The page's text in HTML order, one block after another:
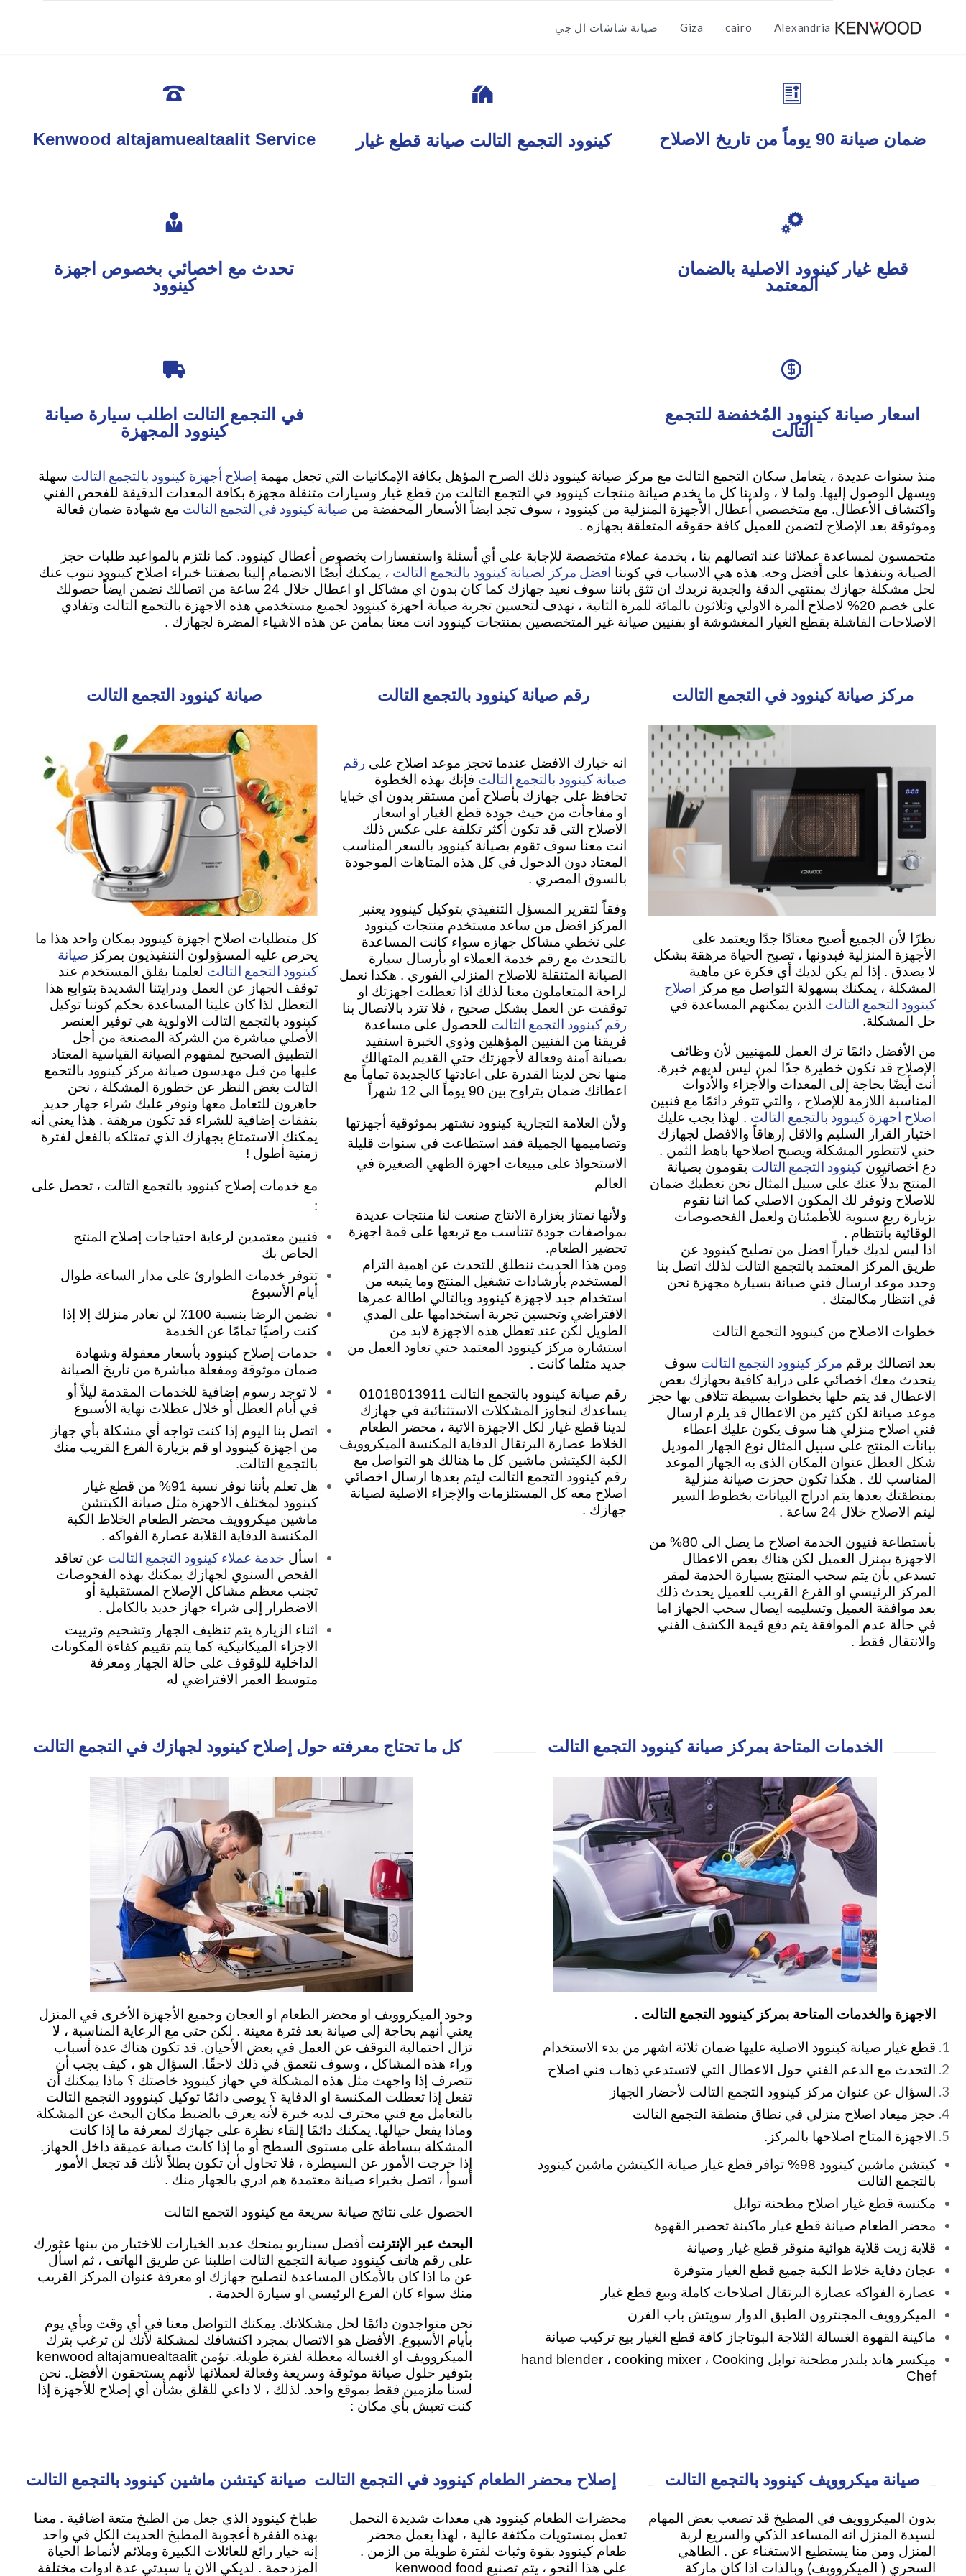
to
Alexandria
cairo
Giza صيانة شاشات ال جي

Kenwood altajamuealtaalit Service

تحدث مع اخصائي بخصوص اجهزة
كينوود

في التجمع التالت اطلب سيارة صيانة
كينوود المجهزة

كينوود التجمع التالت صيانة قطع غيار

ضمان صيانة 90 يوماً من تاريخ الاصلاح

قطع غيار كينوود الاصلية بالضمان
المعتمد

اسعار صيانة كينوود المٌخفضة للتجمع
التالت
منذ سنوات عديدة ، يتعامل سكان التجمع التالت مع مركز صيانة كينوود ذلك الصرح المؤهل بكافة الإمكانيات التي تجعل مهمة إصلاح أجهزة كينوود بالتجمع التالت سهلة
ويسهل الوصول إليها. ولما لا ، ولدينا كل ما يخدم صيانة منتجات كينوود في التجمع التالت من قطع غيار وسيارات متنقلة مجهزة بكافة المعدات الدقيقة للفحص الفني
واكتشاف الأعطال. مع متخصصي أعطال الأجهزة المنزلية من كينوود ، سوف تجد ايضاً الأسعار المخفضة من صيانة كينوود في التجمع التالت مع شهادة ضمان فعالة
وموثوقة بعد الإصلاح لتضمن للعميل كافة حقوقه المتعلقة بجهازه .
متحمسون لمساعدة عملائنا عند اتصالهم بنا ، بخدمة عملاء متخصصة للإجابة على أي أسئلة واستفسارات بخصوص أعطال كينوود. كما نلتزم بالمواعيد طلبات حجز
الصيانة وننفذها على أفضل وجه. هذه هي الاسباب في كوننا افضل مركز لصيانة كينوود بالتجمع التالت ، يمكنك أيضًا الانضمام إلينا بصفتنا خبراء اصلاح كينوود ننوب عنك
لحل مشكلة جهازك بمنتهي الدقة والجدية نريدك ان تثق باننا سوف نعيد جهازك كما كان بدون اي مشاكل او اعطال خلال 24 ساعة من اتصالك نضمن ايضاً حصولك
على خصم 20% لاصلاح المرة الاولي وثلاثون بالمائة للمرة الثانية ، نهدف لتحسين تجربة صيانة اجهزة كينوود لجميع مستخدمي هذه الاجهزة بالتجمع التالت وتفادي
الاصلاحات الفاشلة بقطع الغيار المغشوشة او بفنيين صيانة غير المتخصصين بمنتجات كينوود انت معنا بمأمن عن هذه الاشياء المضرة لجهازك .
صيانة كينوود التجمع التالت
كل متطلبات اصلاح اجهزة كينوود بمكان واحد هذا ما
يحرص عليه المسؤولون التنفيذيون بمركز صيانة
كينوود التجمع التالت لعلمنا بقلق المستخدم عند
توقف الجهاز عن العمل ودرايتنا الشديدة بتوابع هذا
التعطل لذا كان علينا المساعدة بحكم كوننا توكيل
كينوود بالتجمع التالت الاولوية هي توفير العنصر
الأصلي مباشرة من الشركة المصنعة من أجل
التطبيق الصحيح لمفهوم الصيانة القياسية المعتاد
عليها من قبل مهدسون صيانة مركز كينوود بالتجمع
التالت بغض النظر عن خطورة المشكلة ، نحن
جاهزون للتعامل معها ونوفر عليك شراء جهاز جديد
بنفقات إضافية للشراء قد تكون مرهقة . هذا يعني أنه
يمكنك الاستمتاع بجهازك الذي تمتلكه بالفعل لفترة
زمنية أطول !
مع خدمات إصلاح كينوود بالتجمع التالت ، تحصل على
:
فنيين معتمدين لرعاية احتياجات إصلاح المنتج
الخاص بك
تتوفر خدمات الطوارئ على مدار الساعة طوال
أيام الأسبوع
نضمن الرضا بنسبة 100٪ لن نغادر منزلك إلا إذا
كنت راضيًا تمامًا عن الخدمة
خدمات إصلاح كينوود بأسعار معقولة وشهادة
ضمان موثوقة ومفعلة مباشرة من تاريخ الصيانة
لا توجد رسوم إضافية للخدمات المقدمة ليلاً أو
في أيام العطل أو خلال عطلات نهاية الأسبوع
اتصل بنا اليوم إذا كنت تواجه أي مشكلة بأي جهاز
من اجهزة كينوود او قم بزيارة الفرع القريب منك
بالتجمع التالت.
هل تعلم بأننا نوفر نسبة 91% من قطع غيار
كينوود لمختلف الاجهزة مثل صيانة الكيتشن
ماشين ميكروويف محضر الطعام الخلاط الكبة
المكنسة الدفاية القلاية عصارة الفواكه .
اسأل خدمة عملاء كينوود التجمع التالت عن تعاقد
الفحص السنوي لجهازك يمكنك بهذه الفحوصات
تجنب معظم مشاكل الإصلاح المستقبلية أو
الاضطرار إلى شراء جهاز جديد بالكامل .
اثناء الزيارة يتم تنظيف الجهاز وتشحيم وتزييت
الاجزاء الميكانيكية كما يتم تقييم كفاءة المكونات
الداخلية للوقوف على حالة الجهاز ومعرفة
متوسط العمر الافتراضي له
رقم صيانة كينوود بالتجمع التالت
انه خيارك الافضل عندما تحجز موعد اصلاح على رقم
صيانة كينوود بالتجمع التالت فإنك بهذه الخطوة
تحافظ على جهازك بأصلاح اَمن مستقر بدون اي خبايا
او مفاجأت من حيث جودة قطع الغيار او اسعار
الاصلاح التى قد تكون أكثر تكلفة على عكس ذلك
انت معنا سوف تقوم بصيانة كينوود بالسعر المناسب
المعتاد دون الدخول في كل هذه المتاهات الموجودة
بالسوق المصري .
وفقاً لتقرير المسؤل التنفيذي بتوكيل كينوود يعتبر
المركز افضل من ساعد مستخدم منتجات كينوود
على تخطي مشاكل جهازه سواء كانت المساعدة
بالتحدث مع رقم خدمة العملاء او بأرسال سيارة
الصيانة المتنقلة للاصلاح المنزلي الفوري . هكذا نعمل
لراحة المتعاملون معنا لذلك اذا تعطلت اجهزتك او
توقفت عن العمل بشكل صحيح ، فلا تترد بالاتصال بنا
رقم كينوود التجمع التالت للحصول على مساعدة
فريقنا من الفنيين المؤهلين وذوي الخبرة استفيد
بصيانة اَمنة وفعالة لأجهزتك حتي القديم المتهالك
منها نحن لدينا القدرة على اعادتها كالجديدة تماماً مع
اعطائك ضمان يتراوح بين 90 يوماً الى 12 شهراً
ولأن العلامة التجارية كينوود تشتهر بموثوقية أجهزتها
وتصاميمها الجميلة فقد استطاعت في سنوات قليلة
الاستحواذ على مبيعات اجهزة الطهي الصغيرة في
العالم
ولأنها تمتاز بغزارة الانتاج صنعت لنا منتجات عديدة
بمواصفات جودة تتناسب مع تربعها على قمة اجهزة
تحضير الطعام.
ومن هذا الحديث ننطلق للتحدث عن اهمية التزام
المستخدم بأرشادات تشغيل المنتج وما يتبعه من
استخدام جيد لاجهزة كينوود وبالتالي اطالة عمرها
الافتراضي وتحسين تجربة استخدامها على المدي
الطويل لكن عند تعطل هذه الاجهزة لابد من
استشارة مركز كينوود المعتمد حتي تعاود العمل من
جديد مثلما كانت .
رقم صيانة كينوود بالتجمع التالت 01018013911
يساعدك لتجاوز المشكلات الاستثنائية في جهازك
لدينا قطع غيار لكل الاجهزة الاتية ، محضر الطعام
الخلاط عصارة البرتقال الدفاية المكنسة الميكروويف
الكبة الكيتشن ماشين كل ما هنالك هو التواصل مع
رقم كينوود التجمع التالت ليتم بعدها ارسال اخصائي
اصلاح معه كل المستلزمات والإجزاء الاصلية لصيانة
جهازك .
مركز صيانة كينوود في التجمع التالت
نظرًا لأن الجميع أصبح معتادًا جدًا ويعتمد على
الأجهزة المنزلية فبدونها ، تصبح الحياة مرهقة بشكل
لا يصدق . إذا لم يكن لديك أي فكرة عن ماهية
المشكلة ، يمكنك بسهولة التواصل مع مركز اصلاح
كينوود التجمع التالت الذين يمكنهم المساعدة في
حل المشكلة.
من الأفضل دائمًا ترك العمل للمهنيين لأن وظائف
الإصلاح قد تكون خطيرة جدًا لمن ليس لديهم خبرة.
أنت أيضًا بحاجة إلى المعدات والأجزاء والأدوات
المناسبة اللازمة للإصلاح ، والتي تتوفر دائمًا مع فنيين
اصلاح اجهزة كينوود بالتجمع التالت . لهذا يجب عليك
اختيار القرار السليم والاقل إرهاقاً والافضل لجهازك
حتي لاتتطور المشكلة ويصبح اصلاحها باهظ الثمن .
دع اخصائيون كينوود التجمع التالت يقومون بصيانة
المنتج بدلاً عنك على سبيل المثال نحن نعطيك ضمان
للاصلاح ونوفر لك المكون الاصلي كما اننا نقوم
بزيارة ربع سنوية للأطمئنان ولعمل الفحصوصات
الوقائية بأنتظام .
اذا ليس لديك خياراً افضل من تصليح كينوود عن
طريق المركز المعتمد بالتجمع التالت لذلك اتصل بنا
وحدد موعد ارسال فني صيانة بسيارة مجهزة نحن
في انتظار مكالمتك .
خطوات الاصلاح من كينوود التجمع التالت
بعد اتصالك برقم مركز كينوود التجمع التالت سوف
يتحدث معك اخصائي على دراية كافية بجهازك بعض
الاعطال قد يتم حلها بخطوات بسيطة تتلافى بها حجز
موعد صيانة لكن كثير من الاعطال قد يلزم ارسال
فني اصلاح منزلي هنا سوف يكون عليك اعطاء
بيانات المنتج على سبيل المثال نوع الجهاز الموديل
شكل العطل عنوان المكان الذى به الجهاز الموعد
المناسب لك . هكذا تكون حجزت صيانة منزلية
بمنطقتك بعدها يتم ادراج البيانات بخطوط السير
ليتم الاصلاح خلال 24 ساعة .
بأستطاعة فنيون الخدمة اصلاح ما يصل الى 80% من
الاجهزة بمنزل العميل لكن هناك بعض الاعطال
تسدعي بأن يتم سحب المنتج بسيارة الخدمة لمقر
المركز الرئيسي او الفرع القريب للعميل يحدث ذلك
بعد موافقة العميل وتسليمه ايصال سحب الجهاز اما
في حالة عدم الموافقة يتم دفع قيمة الكشف الفني
والانتقال فقط .
كل ما تحتاج معرفته حول إصلاح كينوود لجهازك في التجمع التالت
وجود الميكروويف او محضر الطعام او العجان وجميع الأجهزة الأخرى في المنزل
يعني أنهم بحاجة إلى صيانة بعد فترة معينة . لكن حتى مع الرعاية المناسبة ، لا
تزال احتمالية التوقف عن العمل في بعض الأحيان. قد تكون هناك عدة أسباب
وراء هذه المشاكل ، وسوف نتعمق في ذلك لاحقًا. السؤال هو ، كيف يجب أن
تتصرف إذا واجهت مثل هذه المشكلة في جهاز كينوود خاصتك ؟ ماذا يمكنك أن
تفعل إذا تعطلت المكنسة او الدفاية ؟ يوصى دائمًا توكيل كينووود التجمع التالت
بالتعامل مع فني محترف لديه خبرة لأنه يعرف بالضبط مكان البحث عن المشكلة
وماذا يفعل حيالها. يمكنك دائمًا إلقاء نظرة على جهازك لمعرفة ما إذا كانت
المشكلة ببساطة على مستوى السطح أو ما إذا كانت صيانة عميقة داخل الجهاز.
إذا خرجت الأمور عن السيطرة ، فلا تحاول أن تكون بطلاً لأنك قد تجعل الأمور
أسوأ ، اتصل بخبراء صيانة معتمدة هم ادري بالجهاز منك .
الحصول على نتائج صيانة سريعة مع كينوود التجمع التالت
البحث عبر الإنترنت أفضل سيناريو يمنحك عديد الخيارات للاختيار من بينها عثورك
على رقم هاتف كينوود صيانة التجمع التالت اطلبنا عن طريق الهاتف ، ثم اسأل
عن ما اذا كان بالأمكان المساعدة لتصليح جهازك او معرفة عنوان المركز القريب
منك سواء كان الفرع الرئيسي او سيارة الخدمة .
نحن متواجدون دائمًا لحل مشكلاتك. يمكنك التواصل معنا في أي وقت وبأي يوم
بأيام الأسبوع. الأفضل هو الاتصال بمجرد اكتشافك لمشكلة لأنك لن ترغب بترك
الميكروويف او الغسالة معطلة لفترة طويلة. تؤمن kenwood altajamuealtaalit
بتوفير حلول صيانة موثوقة وسريعة وفعالة لعملائها لأنهم يستحقون الأفضل. نحن
لسنا ملزمين فقط بموقع واحد. لذلك ، لا داعي للقلق بشأن أي إصلاح للأجهزة إذا
كنت تعيش بأي مكان :
الخدمات المتاحة بمركز صيانة كينوود التجمع التالت
الاجهزة والخدمات المتاحة بمركز كينوود التجمع التالت .
قطع غيار صيانة كينوود الاصلية عليها ضمان ثلاثة اشهر من بدء الاستخدام
التحدث مع الدعم الفني حول الاعطال التي لاتستدعي ذهاب فني اصلاح
السؤال عن عنوان مركز كينوود التجمع التالت لأحضار الجهاز
حجز ميعاد اصلاح منزلي في نطاق منطقة التجمع التالت
الاجهزة المتاح اصلاحها بالمركز.
كيتشن ماشين كينوود 98% توافر قطع غيار صيانة الكيتشن ماشين كينوود
بالتجمع التالت
مكنسة قطع غيار اصلاح مطحنة توابل
محضر الطعام صيانة قطع غيار ماكينة تحضير القهوة
قلاية زيت قلاية هوائية متوقر قطع غيار وصيانة
عجان دفاية خلاط الكبة جميع قطع الغيار متوفرة
عصارة الفواكه عصارة البرتقال اصلاحات كاملة وبيع قطع غيار
الميكروويف المجنترون الطبق الدوار سويتش باب الفرن
ماكينة القهوة الغسالة الثلاجة البوتاجاز كافة قطع الغيار بيع تركيب صيانة
ميكسر هاند بلندر مطحنة توابل hand blender ، cooking mixer ، Cooking
Chef
صيانة كيتشن ماشين كينوود بالتجمع التالت
طباخ كينوود الذي جعل من الطبخ متعة اضافية . معنا
بهذه الفقرة أعجوبة المطبخ الحديث الكل في واحد
إنه خيار رائع للعائلات الكبيرة وملائم لأنماط الحياة
المزدحمة . لديكي الان يا سيدتي عدة ادوات مختلفة
إصلاح محضر الطعام كينوود في التجمع التالت
محضرات الطعام كينوود هي معدات شديدة التحمل
تعمل بمستويات مكثفة عالية ، لهذا يعمل محضر
طعام كينوود بقوة وثبات لفترة طويلة من الزمن .
على هذا النحو ، يتم تصنيع kenwood food
صيانة ميكروويف كينوود بالتجمع التالت
بدون الميكروويف في المطبخ قد تصعب بعض المهام
لسيدة المنزل انه المساعد الذكي والسريع لربة
المنزل ومن منا يستطيع الاستغناء عن . الطاهي
السحري ( الميكروويف) وبالذات اذا كان ماركة